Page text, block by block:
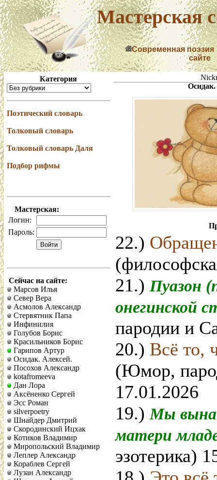
Мастерская
Современная поэзия
сайте
Категория
Поэтический словарь
Толковый словарь
Толковый словарь Даля
Подбор рифмы
Мастерская:
Логин:
Пароль:
Сейчас на сайте:
Марсов Илья
Север Вера
Асмолов Александр
Стервятник Папа
Инфинилия
Голубов Борис
Красильников Борис
Гарипов Артур
Осидак. Алексей.
Посохов Александр
kotafromeeva
Дан Лора
Аксёненко Сергей
Эсс Роман
silverpoetry
Шнайдер Дмитрий
Скородинский Ицхак
Котиков Владимир
Миропольский Владимир
Леплер Александр
Кораблев Сергей
Лузан Александр
22.)
21.) Пуазон
онегинской
пародии и
20.) Всё то,
(Юмор,
17.01.2026
19.) Мы
матери
эзотерика)